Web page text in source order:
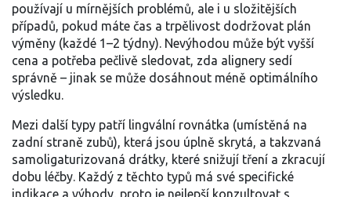
používají u mírnějších problémů, ale i u složitějších
případů, pokud máte čas a trpělivost dodržovat plán
výměny (každé 1–2 týdny). Nevýhodou může být vyšší
cena a potřeba pečlivě sledovat, zda alignery sedí
správně – jinak se může dosáhnout méně optimálního
výsledku.
Mezi další typy patří lingvální rovnátka (umístěná na
zadní straně zubů), která jsou úplně skrytá, a takzvaná
samoligaturizovaná drátky, které snižují tření a zkracují
dobu léčby. Každý z těchto typů má své specifické
indikace a výhody, proto je nejlepší konzultovat s